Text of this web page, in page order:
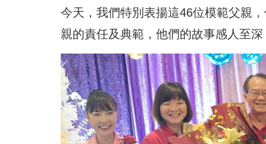
今天，我們特別表揚這46位模範父親
親的責任及典範，他們的故事感人至